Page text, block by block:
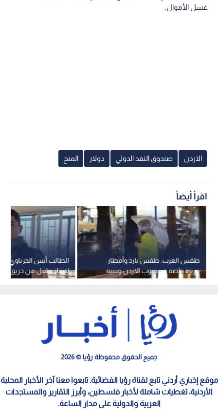
غسل الأموال.
الاردن صندوق النقد الدولي دولار المنح
اقرأ أيضاً
الطالب أنس الحرباوي
لإنقاذ طفل من حريق
كسر في يده.. فيديو
طقس العرب: طقس بارد وأمطار
غزيرة خاصة في جنوب الاردن وتنبيه
من تشكل الضباب
جميع الحقوق محفوظة رؤيا © 2026
موقع إخباري أردني تابع لقناة رؤيا الفضائية. تابعوا معنا آخر الأخبار المحلية
الأردنية، تغطيات شاملة لأخبار فلسطين، وأبرز التقارير والمستجدات
العربية والدولية على مدار الساعة.